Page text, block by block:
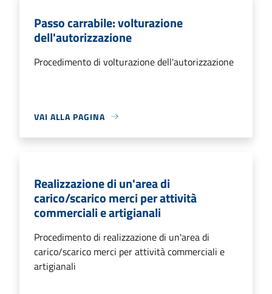
Passo carrabile: volturazione
dell'autorizzazione
Procedimento di volturazione dell'autorizzazione
VAI ALLA PAGINA
Realizzazione di un'area di
carico/scarico merci per attività
commerciali e artigianali
Procedimento di realizzazione di un'area di
carico/scarico merci per attività commerciali e
artigianali